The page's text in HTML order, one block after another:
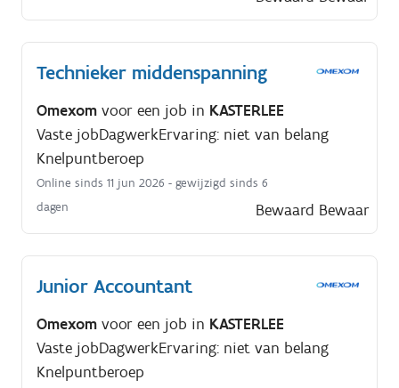
Technieker middenspanning
Omexom voor een job in KASTERLEE
Vaste jobDagwerkErvaring: niet van belang
Knelpuntberoep
Online sinds 11 jun 2026 - gewijzigd sinds 6
dagen
Bewaard Bewaar
Junior Accountant
Omexom voor een job in KASTERLEE
Vaste jobDagwerkErvaring: niet van belang
Knelpuntberoep